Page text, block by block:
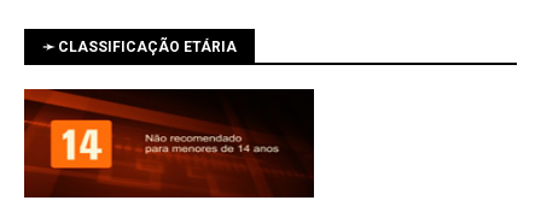
➛ CLASSIFICAÇÃO ETÁRIA